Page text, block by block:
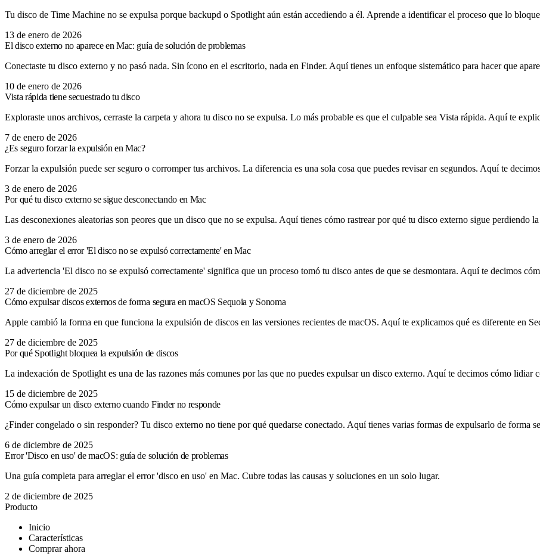
Tu disco de Time Machine no se expulsa porque backupd o Spotlight aún están accediendo a él. Aprende a identificar el proceso que lo
13 de enero de 2026
El disco externo no aparece en Mac: guía de solución de problemas
Conectaste tu disco externo y no pasó nada. Sin ícono en el escritorio, nada en Finder. Aquí tienes un enfoque sistemático para hacer que
10 de enero de 2026
Vista rápida tiene secuestrado tu disco
Exploraste unos archivos, cerraste la carpeta y ahora tu disco no se expulsa. Lo más probable es que el culpable sea Vista rápida. Aquí te
7 de enero de 2026
¿Es seguro forzar la expulsión en Mac?
Forzar la expulsión puede ser seguro o corromper tus archivos. La diferencia es una sola cosa que puedes revisar en segundos. Aquí te
3 de enero de 2026
Por qué tu disco externo se sigue desconectando en Mac
Las desconexiones aleatorias son peores que un disco que no se expulsa. Aquí tienes cómo rastrear por qué tu disco externo sigue perdiendo
3 de enero de 2026
Cómo arreglar el error 'El disco no se expulsó correctamente' en Mac
La advertencia 'El disco no se expulsó correctamente' significa que un proceso tomó tu disco antes de que se desmontara. Aquí te decimos
27 de diciembre de 2025
Cómo expulsar discos externos de forma segura en macOS Sequoia y Sonoma
Apple cambió la forma en que funciona la expulsión de discos en las versiones recientes de macOS. Aquí te explicamos qué es diferente en
27 de diciembre de 2025
Por qué Spotlight bloquea la expulsión de discos
La indexación de Spotlight es una de las razones más comunes por las que no puedes expulsar un disco externo. Aquí te decimos cómo lidiar
15 de diciembre de 2025
Cómo expulsar un disco externo cuando Finder no responde
¿Finder congelado o sin responder? Tu disco externo no tiene por qué quedarse conectado. Aquí tienes varias formas de expulsarlo de forma
6 de diciembre de 2025
Error 'Disco en uso' de macOS: guía de solución de problemas
Una guía completa para arreglar el error 'disco en uso' en Mac. Cubre todas las causas y soluciones en un solo lugar.
2 de diciembre de 2025
Producto
Inicio
Características
Comprar ahora